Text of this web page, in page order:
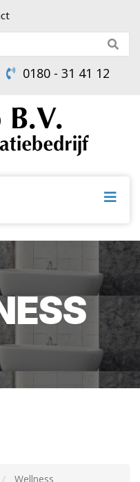
0180 - 31 41 12
Wellness